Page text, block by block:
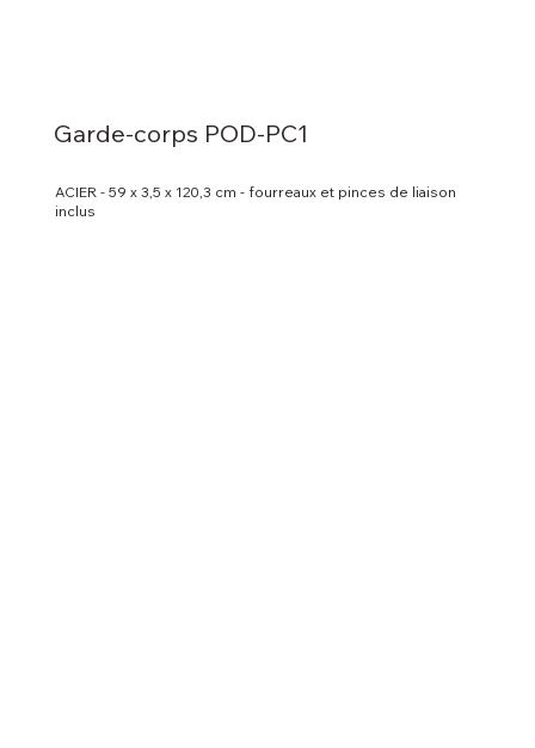
Garde-corps POD-PC1
ACIER - 59 x 3,5 x 120,3 cm - fourreaux et pinces de liaison
inclus